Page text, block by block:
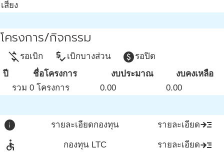
เสี่ยง
โครงการ/กิจกรรม
money_off รอเบิก price_check เบิกบางส่วน paidรอปิด
ปี
ชื่อโครงการ งบประมาณ
งบคงเหลือ
รวม 0 โครงการ
0.00 0.00
info รายละเอียดกองทุน รายละเอียดread_more
accessible
กองทุน LTC รายละเอียดread_more